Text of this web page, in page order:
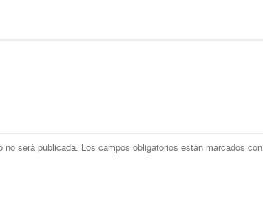
no será publicada. Los campos obligatorios están marcados con